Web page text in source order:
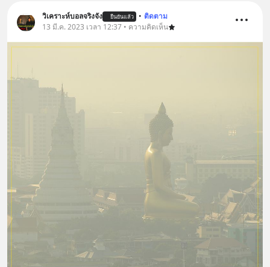
วิเคราะห์บอลจริงจัง ยืนยันแล้ว • ติดตาม
13 มี.ค. 2023 เวลา 12:37 • ความคิดเห็น